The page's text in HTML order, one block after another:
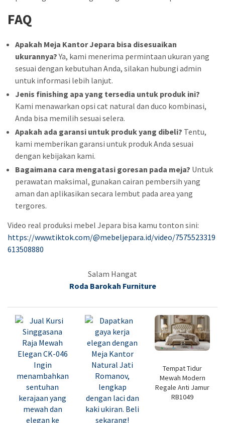
FAQ
Apakah Meja Kantor Jepara bisa disesuaikan
ukurannya?Ya, kami menerima permintaan ukuran yang
sesuai dengan kebutuhan Anda, silakan hubungi admin
untuk informasi lebih lanjut.
Jenis finishing apa yang tersedia untuk produk ini?
Kami menawarkan opsi cat natural dan duco kombinasi,
Anda bisa memilih sesuai selera.
Apakah ada garansi untuk produk yang dibeli? Tentu,
kami memberikan garansi untuk produk Anda sesuai
dengan kebijakan kami.
Bagaimana cara mengatasi goresan pada meja? Untuk
perawatan maksimal, gunakan cairan pembersih yang
aman dan aplikasikan secara lembut pada area yang
tergores.
Video real produksi mebel Jepara bisa kamu tonton sini:
https://www.tiktok.com/@mebeljepara.id/video/7575523319
613508880
Salam Hangat
Roda Barokah Furniture
Tempat Tidur
Mewah Modern
Regale Anti Jamur
RB1049